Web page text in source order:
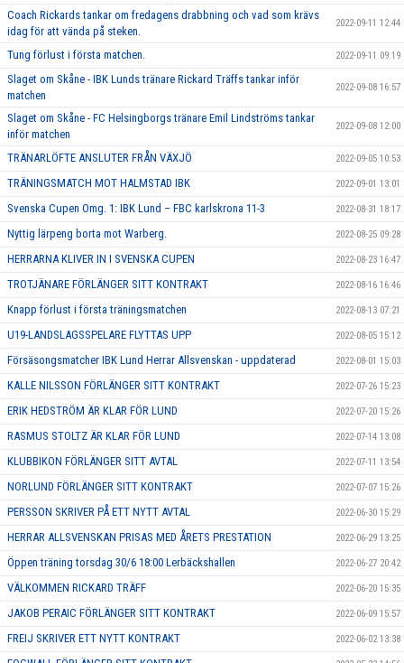
Coach Rickards tankar om fredagens drabbning och vad som krävs
idag för att vända på steken.
2022-09-11 12:44
Tung förlust i första matchen. 2022-09-11 09:19
Slaget om Skåne - IBK Lunds tränare Rickard Träffs tankar inför
matchen
2022-09-08 16:57
Slaget om Skåne - FC Helsingborgs tränare Emil Lindströms tankar
inför matchen
2022-09-08 12:00
TRÄNARLÖFTE ANSLUTER FRÅN VÄXJÖ 2022-09-05 10:53
TRÄNINGSMATCH MOT HALMSTAD IBK 2022-09-01 13:01
Svenska Cupen Omg. 1: IBK Lund – FBC karlskrona 11-3 2022-08-31 18:17
Nyttig lärpeng borta mot Warberg. 2022-08-25 09:28
HERRARNA KLIVER IN I SVENSKA CUPEN 2022-08-23 16:47
TROTJÄNARE FÖRLÄNGER SITT KONTRAKT 2022-08-16 16:46
Knapp förlust i första träningsmatchen 2022-08-13 07:21
U19-LANDSLAGSSPELARE FLYTTAS UPP 2022-08-05 15:12
Försäsongsmatcher IBK Lund Herrar Allsvenskan - uppdaterad 2022-08-01 15:03
KALLE NILSSON FÖRLÄNGER SITT KONTRAKT 2022-07-26 15:23
ERIK HEDSTRÖM ÄR KLAR FÖR LUND 2022-07-20 15:26
RASMUS STOLTZ ÄR KLAR FÖR LUND 2022-07-14 13:08
KLUBBIKON FÖRLÄNGER SITT AVTAL 2022-07-11 13:54
NORLUND FÖRLÄNGER SITT KONTRAKT 2022-07-07 15:26
PERSSON SKRIVER PÅ ETT NYTT AVTAL 2022-06-30 15:29
HERRAR ALLSVENSKAN PRISAS MED ÅRETS PRESTATION 2022-06-29 13:25
Öppen träning torsdag 30/6 18:00 Lerbäckshallen 2022-06-27 20:42
VÄLKOMMEN RICKARD TRÄFF 2022-06-20 15:35
JAKOB PERAIC FÖRLÄNGER SITT KONTRAKT 2022-06-09 15:57
FREIJ SKRIVER ETT NYTT KONTRAKT 2022-06-02 13:38